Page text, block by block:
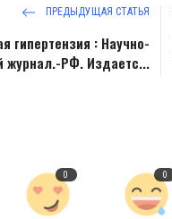
ПРЕДЫДУЩАЯ СТАТЬЯ
гипертензия : Научно-
журнал.-РФ. Издаетс...
0 0